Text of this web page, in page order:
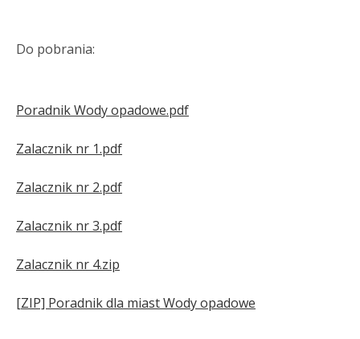
Do pobrania:
Poradnik Wody opadowe.pdf
Zalacznik nr 1.pdf
Zalacznik nr 2.pdf
Zalacznik nr 3.pdf
Zalacznik nr 4.zip
[ZIP] Poradnik dla miast Wody opadowe